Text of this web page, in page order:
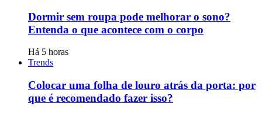
Dormir sem roupa pode melhorar o sono?
Entenda o que acontece com o corpo
Há 5 horas
Trends
Colocar uma folha de louro atrás da porta: por
que é recomendado fazer isso?